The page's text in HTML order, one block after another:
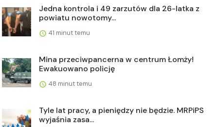
Jedna kontrola i 49 zarzutów dla 26-latka z
powiatu nowotomy...
41 minut temu
Mina przeciwpancerna w centrum Łomży!
Ewakuowano policję
48 minut temu
Tyle lat pracy, a pieniędzy nie będzie. MRPiPS
wyjaśnia zasa...